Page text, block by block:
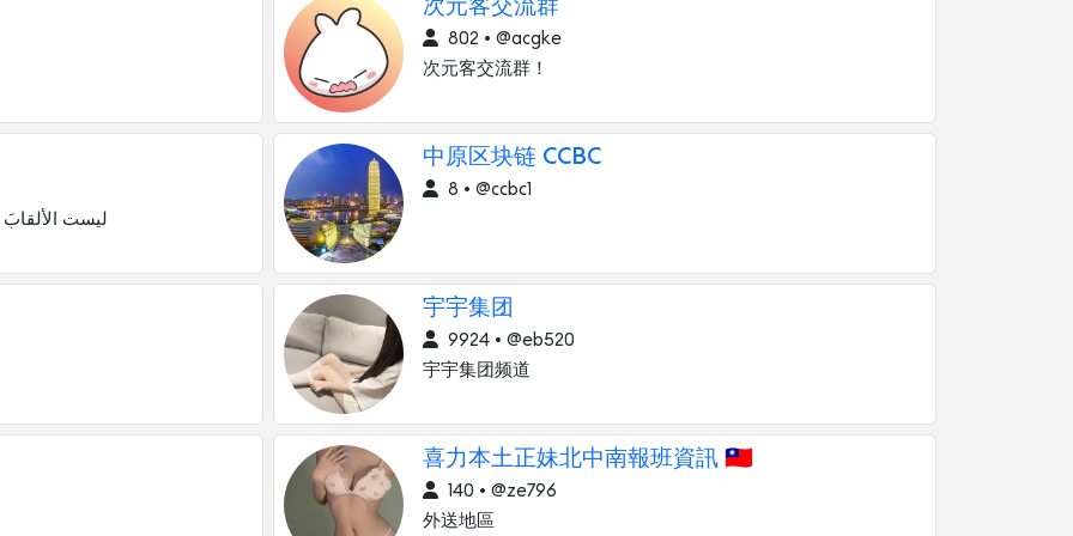
次元客交流群
802 • @acgke
次元客交流群！
"ليست
中原区块链 CCBC
8 • @ccbc1
宇宇集团
9924 • @eb520
宇宇集团频道
喜力本土正妹北中南報班資訊 🇹🇼
140 • @ze796
外送地區